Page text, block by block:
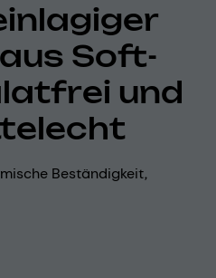
Soft-
und
Beständigkeit,